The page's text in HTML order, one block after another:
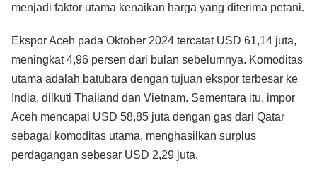
menjadi faktor utama kenaikan harga yang diterima petani.
Ekspor Aceh pada Oktober 2024 tercatat USD 61,14 juta,
meningkat 4,96 persen dari bulan sebelumnya. Komoditas
utama adalah batubara dengan tujuan ekspor terbesar ke
India, diikuti Thailand dan Vietnam. Sementara itu, impor
Aceh mencapai USD 58,85 juta dengan gas dari Qatar
sebagai komoditas utama, menghasilkan surplus
perdagangan sebesar USD 2,29 juta.